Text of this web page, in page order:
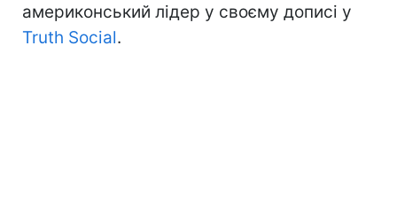
америконський лідер у своєму дописі у
Truth Social.